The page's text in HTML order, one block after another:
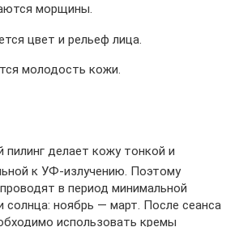
морщины.
цвет и рельеф лица.
молодость кожи.
пилинг делает кожу тонкой и
к УФ-излучению. Поэтому
в период минимальной
солнца: ноябрь — март. После сеанса
использовать кремы